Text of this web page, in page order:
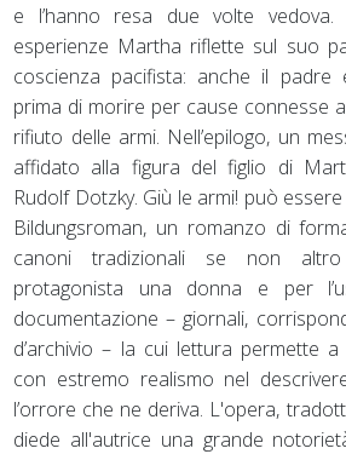
e l’hanno resa due volte
esperienze Martha riflette sul suo
coscienza pacifista: anche il
prima di morire per cause connesse
rifiuto delle armi. Nell’epilogo, un
affidato alla figura del figlio di
Rudolf Dotzky. Giù le armi! può
Bildungsroman, un romanzo di
canoni tradizionali se non
protagonista una donna e per
documentazione – giornali,
d’archivio – la cui lettura permette
con estremo realismo nel
l’orrore che ne deriva. L'opera,
diede all'autrice una grande